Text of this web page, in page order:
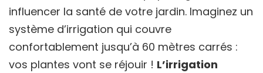
influencer la santé de votre jardin. Imaginez un
système d’irrigation qui couvre
confortablement jusqu’à 60 mètres carrés :
vos plantes vont se réjouir ! L’irrigation